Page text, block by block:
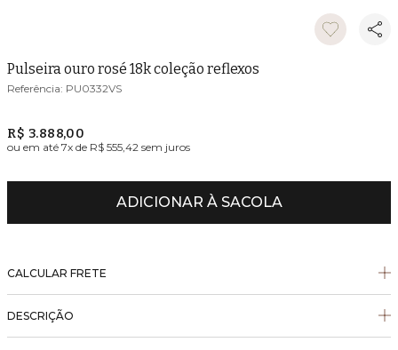
Pulseira ouro rosé 18k coleção reflexos
PU0332VS
R$ 3.888,00
ou em até 7x de R$ 555,42 sem juros
ADICIONAR À SACOLA
CALCULAR FRETE
DESCRIÇÃO